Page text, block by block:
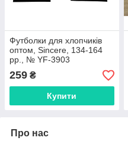
Футболки для хлопчиків
оптом, Sincere, 134-164
рр., № YF-3903
259 ₴
Купити
Про нас